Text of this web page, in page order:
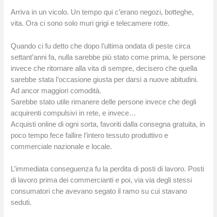
Arriva in un vicolo. Un tempo qui c’erano negozi, botteghe,
vita. Ora ci sono solo muri grigi e telecamere rotte.
Quando ci fu detto che dopo l’ultima ondata di peste circa
settant’anni fa, nulla sarebbe più stato come prima, le persone
invece che ritornare alla vita di sempre, decisero che quella
sarebbe stata l’occasione giusta per darsi a nuove abitudini.
Ad ancor maggiori comodità.
Sarebbe stato utile rimanere delle persone invece che degli
acquirenti compulsivi in rete, e invece…
Acquisti online di ogni sorta, favoriti dalla consegna gratuita, in
poco tempo fece fallire l’intero tessuto produttivo e
commerciale nazionale e locale.
L’immediata conseguenza fu la perdita di posti di lavoro. Posti
di lavoro prima dei commercianti e poi, via via degli stessi
consumatori che avevano segato il ramo su cui stavano
seduti.